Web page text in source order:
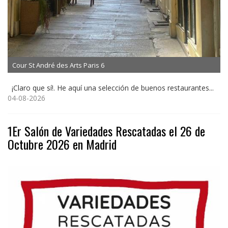
Cour St André des Arts Paris 6
¡Claro que sí!. He aquí una selección de buenos restaurantes...
04-08-2026
1Er Salón de Variedades Rescatadas el 26 de
Octubre 2026 en Madrid